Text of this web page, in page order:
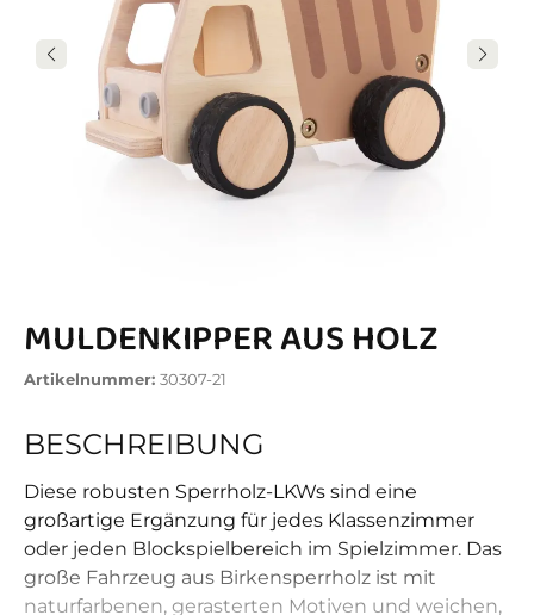
MULDENKIPPER AUS HOLZ
Artikelnummer: 30307-21
BESCHREIBUNG
Diese robusten Sperrholz-LKWs sind eine
großartige Ergänzung für jedes Klassenzimmer
oder jeden Blockspielbereich im Spielzimmer. Das
große Fahrzeug aus Birkensperrholz ist mit
naturfarbenen, gerasterten Motiven und weichen,